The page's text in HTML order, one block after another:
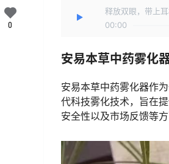
释放双眼，带上
00:00
安易本草中药雾化
安易本草中药雾化器作
代科技雾化技术，旨在
安全性以及市场反馈等
0